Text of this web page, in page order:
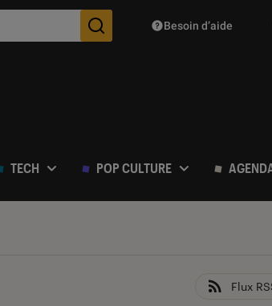
Des suggestions de
Besoin d’aide
TECH POP CULTURE
Flux